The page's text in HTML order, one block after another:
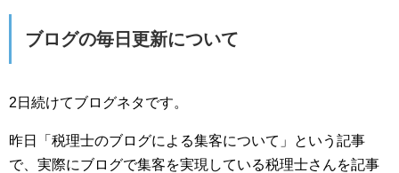
ブログの毎日更新について
2日続けてブログネタです。
昨日「税理士のブログによる集客について」という記事
で、実際にブログで集客を実現している税理士さんを記事